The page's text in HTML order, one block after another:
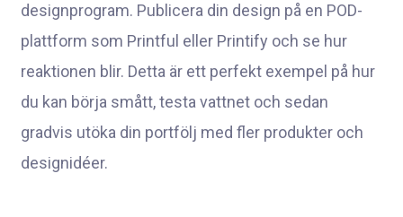
designprogram. Publicera din design på en POD-
plattform som Printful eller Printify och se hur
reaktionen blir. Detta är ett perfekt exempel på hur
du kan börja smått, testa vattnet och sedan
gradvis utöka din portfölj med fler produkter och
designidéer.